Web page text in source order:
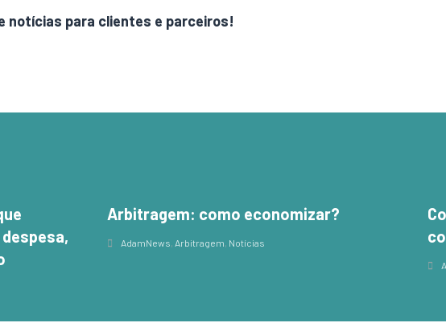
notícias para clientes e parceiros!
Arbitragem: como economizar?
AdamNews, Arbitragem, Notícias